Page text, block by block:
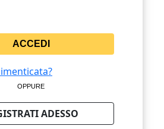
oppure
ADESSO